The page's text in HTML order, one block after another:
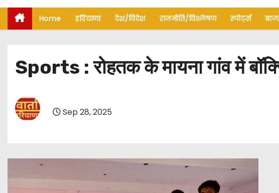
n
Home हरियाणा देश/विदेश राजनीति/विश्लेषण स्पोर्ट्स
Sports : रोहतक के मायना गांव में
Sep 28, 2025